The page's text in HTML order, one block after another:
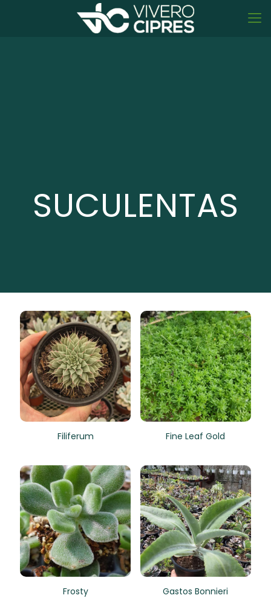
SUCULENTAS
Filiferum Fine Leaf Gold
Frosty Gastos Bonnieri